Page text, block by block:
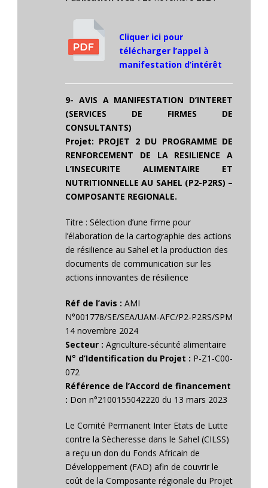
Cliquer ici pour
télécharger l’appel à
manifestation d’intérêt
9- AVIS A MANIFESTATION D’INTERET
(SERVICES DE FIRMES DE
CONSULTANTS)
Projet: PROJET 2 DU PROGRAMME DE
RENFORCEMENT DE LA RESILIENCE A
L’INSECURITE ALIMENTAIRE ET
NUTRITIONNELLE AU SAHEL (P2-P2RS) –
COMPOSANTE REGIONALE.
Titre : Sélection d’une firme pour
l’élaboration de la cartographie des actions
de résilience au Sahel et la production des
documents de communication sur les
actions innovantes de résilience
Réf de l’avis : AMI
N°001778/SE/SEA/UAM-AFC/P2-P2RS/SPM
14 novembre 2024
Secteur : Agriculture-sécurité alimentaire
N° d’Identification du Projet : P-Z1-C00-
072
Référence de l’Accord de financement
: Don n°2100155042220 du 13 mars 2023
Le Comité Permanent Inter Etats de Lutte
contre la Sècheresse dans le Sahel (CILSS)
a reçu un don du Fonds Africain de
Développement (FAD) afin de couvrir le
coût de la Composante régionale du Projet